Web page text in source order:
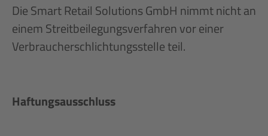
Die Smart Retail Solutions GmbH nimmt nicht an
einem Streitbeilegungsverfahren vor einer
Verbraucherschlichtungsstelle teil.
Haftungsausschluss